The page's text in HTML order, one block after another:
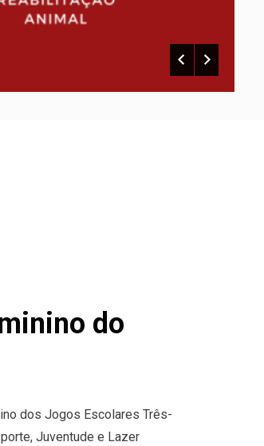
do
dos Jogos Escolares Três-
Juventude e Lazer